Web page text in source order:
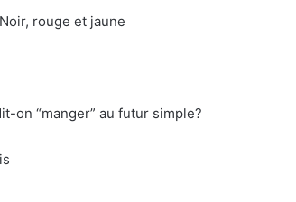
rouge et jaune
on “manger” au futur simple?